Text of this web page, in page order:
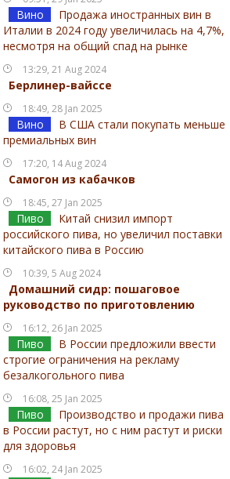
Вино
Продажа иностранных вин в
Италии в 2024 году увеличилась на 4,7%,
несмотря на общий спад на рынке
13:29, 21 Aug 2024
Берлинер-вайссе
18:49, 28 Jan 2025
Вино
В США стали покупать меньше
премиальных вин
17:20, 14 Aug 2024
Самогон из кабачков
18:45, 27 Jan 2025
Пиво
Китай снизил импорт
российского пива, но увеличил поставки
китайского пива в Россию
10:39, 5 Aug 2024
Домашний сидр: пошаговое
руководство по приготовлению
16:12, 26 Jan 2025
Пиво
В России предложили ввести
строгие ограничения на рекламу
безалкогольного пива
16:08, 25 Jan 2025
Пиво
Производство и продажи пива
в России растут, но с ним растут и риски
для здоровья
16:02, 24 Jan 2025